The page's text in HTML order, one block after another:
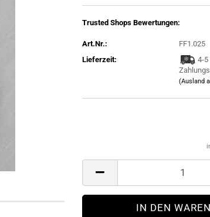
Trusted Shops Bewertungen:
Art.Nr.:
FF1.025
Lieferzeit:
4-5
(Ausland